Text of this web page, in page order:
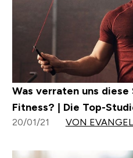
Was verraten uns
Fitness? | Die Top-
20/01/21 VON